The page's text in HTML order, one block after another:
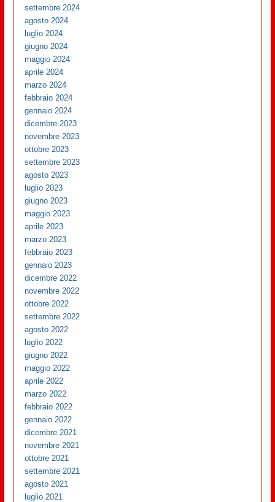
settembre 2024
agosto 2024
luglio 2024
giugno 2024
maggio 2024
aprile 2024
marzo 2024
febbraio 2024
gennaio 2024
dicembre 2023
novembre 2023
ottobre 2023
settembre 2023
agosto 2023
luglio 2023
giugno 2023
maggio 2023
aprile 2023
marzo 2023
febbraio 2023
gennaio 2023
dicembre 2022
novembre 2022
ottobre 2022
settembre 2022
agosto 2022
luglio 2022
giugno 2022
maggio 2022
aprile 2022
marzo 2022
febbraio 2022
gennaio 2022
dicembre 2021
novembre 2021
ottobre 2021
settembre 2021
agosto 2021
luglio 2021